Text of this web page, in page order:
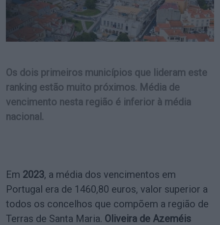
Os dois primeiros municípios que lideram este
ranking estão muito próximos. Média de
vencimento nesta região é inferior à média
nacional.
Em 2023, a média dos vencimentos em
Portugal era de 1460,80 euros, valor superior a
todos os concelhos que compõem a região de
Terras de Santa Maria. Oliveira de Azeméis